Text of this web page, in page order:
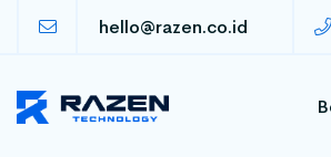
hello@razen.co.id